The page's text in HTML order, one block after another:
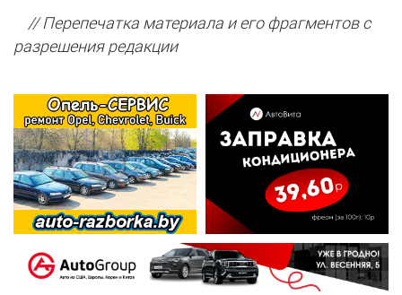
// Перепечатка материала и его фрагментов с
разрешения редакции